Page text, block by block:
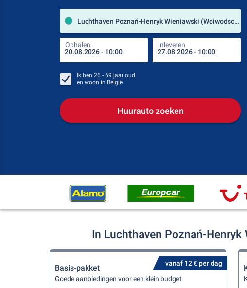
Luchthaven Poznań-Henryk Wieniawski (Woiwodschap Groot-Polen / Polen)
Ophalen Inleveren
Ik ben 26 - 69 jaar oud
en woon in België
Huurauto zoeken
In Luchthaven Poznań-
vanaf 12 € per dag
Basis-pakket
Goede aanbiedingen voor een klein budget